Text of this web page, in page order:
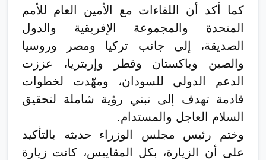
كما أكد أن اللقاءات مع الأمين العام للأمم
المتحدة والمجموعة الإفريقية والدول
الصديقة، إلى جانب تركيا ومصر وروسيا
والصين وباكستان وقطر وإريتريا، عززت
الدعم الدولي للسودان، ومهّدت لخطوات
قادمة تهدف إلى تبني رؤية شاملة لتحقيق
السلام العاجل والمستدام.
وختم رئيس مجلس الوزراء حديثه بالتأكيد
على أن الزيارة، بكل المقاييس، كانت زيارة